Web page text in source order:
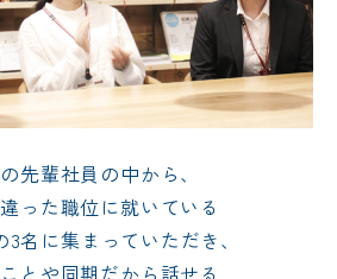
先輩社員の中から、
った職位に就いている
名に集まっていただき、
とや同期だから話せる